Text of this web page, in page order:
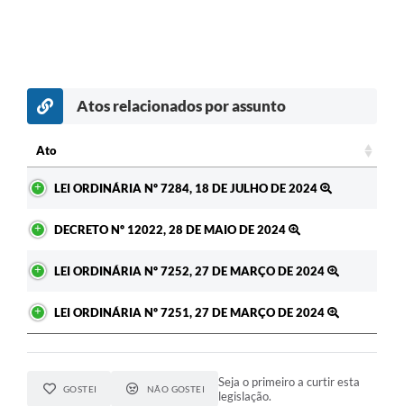
Atos relacionados por assunto
Ato
LEI ORDINÁRIA Nº 7284, 18 DE JULHO DE 2024
DECRETO Nº 12022, 28 DE MAIO DE 2024
LEI ORDINÁRIA Nº 7252, 27 DE MARÇO DE 2024
LEI ORDINÁRIA Nº 7251, 27 DE MARÇO DE 2024
GOSTEI NÃO GOSTEI
Seja o primeiro a curtir esta
legislação.